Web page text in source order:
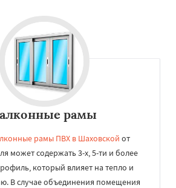
рамы
рамы ПВХ в Шаховской от
может содержать 3-х, 5-ти и более
который влияет на тепло и
В случае объединения помещения